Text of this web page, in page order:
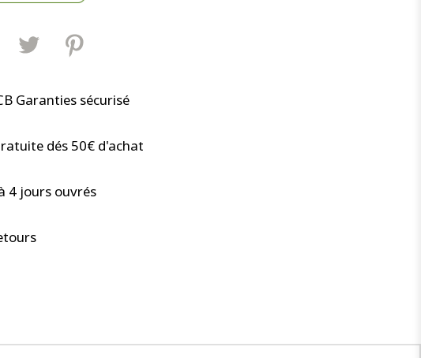
Garanties sécurisé
dés 50€ d'achat
4 jours ouvrés